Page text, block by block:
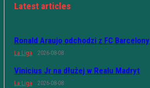
Latest articles
Ronald Araujo odchodzi z FC Barcelony
La Liga 2026-08-08
Vinicius Jr na dłużej w Realu Madryt
La Liga 2026-08-08